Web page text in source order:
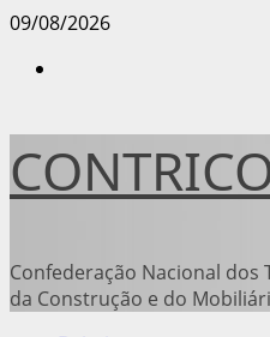
Avançar
09/08/2026
Confederação Nacional
da Construção e do